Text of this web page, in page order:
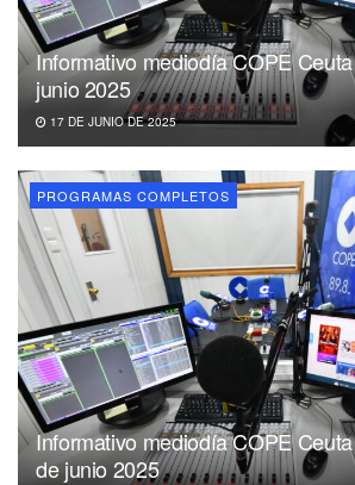
Informativo mediodía COPE
junio 2025
17 DE JUNIO DE 2025
PROGRAMAS COMPLETOS
Informativo mediodía COPE
de junio 2025